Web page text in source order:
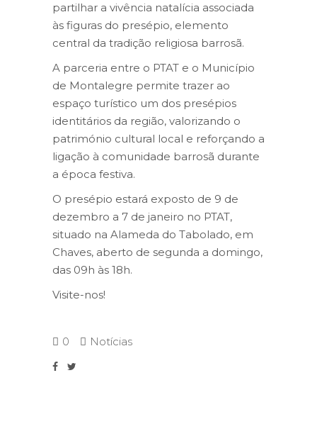
partilhar a vivência natalícia associada
às figuras do presépio, elemento
central da tradição religiosa barrosã.
A parceria entre o PTAT e o Município
de Montalegre permite trazer ao
espaço turístico um dos presépios
identitários da região, valorizando o
património cultural local e reforçando a
ligação à comunidade barrosã durante
a época festiva.
O presépio estará exposto de 9 de
dezembro a 7 de janeiro no PTAT,
situado na Alameda do Tabolado, em
Chaves, aberto de segunda a domingo,
das 09h às 18h.
Visite-nos!
0 Notícias